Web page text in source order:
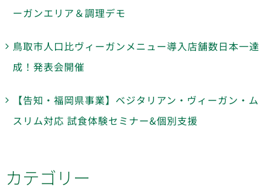
ーガンエリア＆調理デモ
鳥取市人口比ヴィーガンメニュー導入店舗数日本一達
成！発表会開催
【告知・福岡県事業】ベジタリアン・ヴィーガン・ム
スリム対応 試食体験セミナー&個別支援
カテゴリー